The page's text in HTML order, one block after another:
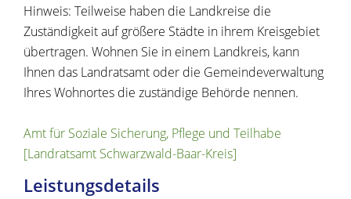
Hinweis: Teilweise haben die Landkreise die
Zuständigkeit auf größere Städte in ihrem Kreisgebiet
übertragen. Wohnen Sie in einem Landkreis, kann
Ihnen das Landratsamt oder die Gemeindeverwaltung
Ihres Wohnortes die zuständige Behörde nennen.
Amt für Soziale Sicherung, Pflege und Teilhabe
[Landratsamt Schwarzwald-Baar-Kreis]
Leistungsdetails